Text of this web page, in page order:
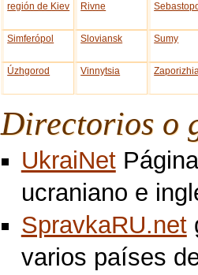
región de Kiev Rivne
Simferópol Sloviansk Sumy
Úzhgorod Vinnytsia
Directorios o
UkraiNet
ucraniano e
SpravkaRU.net
varios países